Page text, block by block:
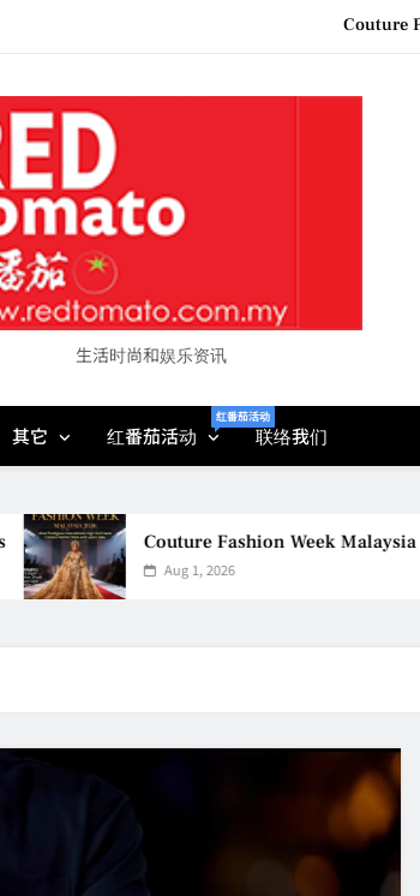
Couture
Couture
“See Her Heal – 1,000 Untold
2026 全国房地产大奖创
生活时尚和娱乐资讯
其它 红番茄活动
红番茄活动
联络我们
Couture Fashion Week Malaysia
Aug 1, 2026